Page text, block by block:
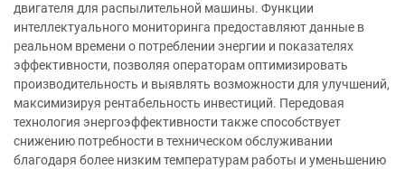
двигателя для распылительной машины. Функции
интеллектуального мониторинга предоставляют данные в
реальном времени о потреблении энергии и показателях
эффективности, позволяя операторам оптимизировать
производительность и выявлять возможности для улучшений,
максимизируя рентабельность инвестиций. Передовая
технология энергоэффективности также способствует
снижению потребности в техническом обслуживании
благодаря более низким температурам работы и уменьшению